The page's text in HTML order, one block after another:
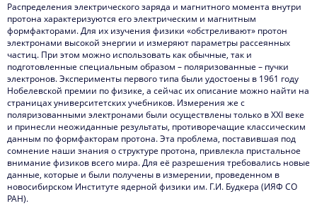
Распределения электрического заряда и магнитного момента внутри
протона характеризуются его электрическим и магнитным
формфакторами. Для их изучения физики «обстреливают» протон
электронами высокой энергии и измеряют параметры рассеянных
частиц. При этом можно использовать как обычные, так и
подготовленные специальным образом – поляризованные – пучки
электронов. Эксперименты первого типа были удостоены в 1961 году
Нобелевской премии по физике, а сейчас их описание можно найти на
страницах университетских учебников. Измерения же с
поляризованными электронами были осуществлены только в XXI веке
и принесли неожиданные результаты, противоречащие классическим
данным по формфакторам протона. Эта проблема, поставившая под
сомнение наши знания о структуре протона, привлекла пристальное
внимание физиков всего мира. Для её разрешения требовались новые
данные, которые и были получены в измерении, проведенном в
новосибирском Институте ядерной физики им. Г.И. Будкера (ИЯФ СО
РАН).